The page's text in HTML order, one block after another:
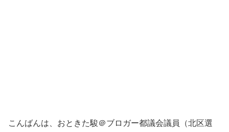
こんばんは、おときた駿＠ブロガー都議会議員（北区選